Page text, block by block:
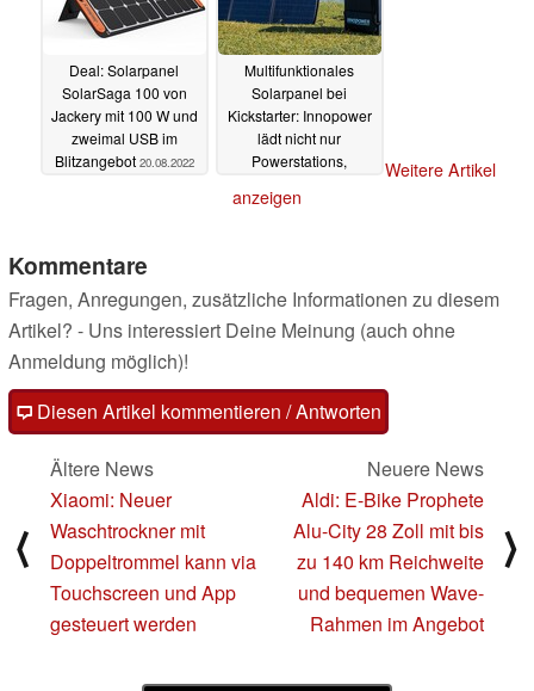
Deal: Solarpanel
SolarSaga 100 von
Jackery mit 100 W und
zweimal USB im
Blitzangebot 20.08.2022
Multifunktionales
Solarpanel bei
Kickstarter: Innopower
lädt nicht nur
Powerstations,
Tisch16.08.2022
Weitere Artikel
anzeigen
Kommentare
Fragen, Anregungen, zusätzliche Informationen zu diesem
Artikel? - Uns interessiert Deine Meinung (auch ohne
Anmeldung möglich)!
Diesen Artikel kommentieren / Antworten
⟨
Ältere News
Xiaomi: Neuer
Waschtrockner mit
Doppeltrommel kann via
Touchscreen und App
gesteuert werden
Neuere News
Aldi: E-Bike Prophete
Alu-City 28 Zoll mit bis
zu 140 km Reichweite
und bequemen Wave-
Rahmen im Angebot
⟩